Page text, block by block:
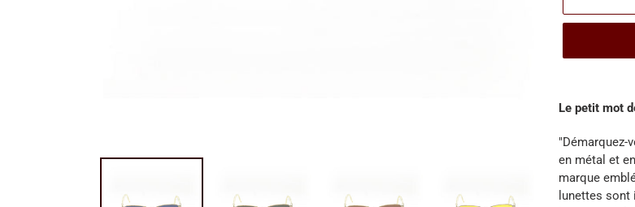
d'une
paire
à
votre
panier
Le petit mot
"Démarquez-
en métal et
marque
lunettes